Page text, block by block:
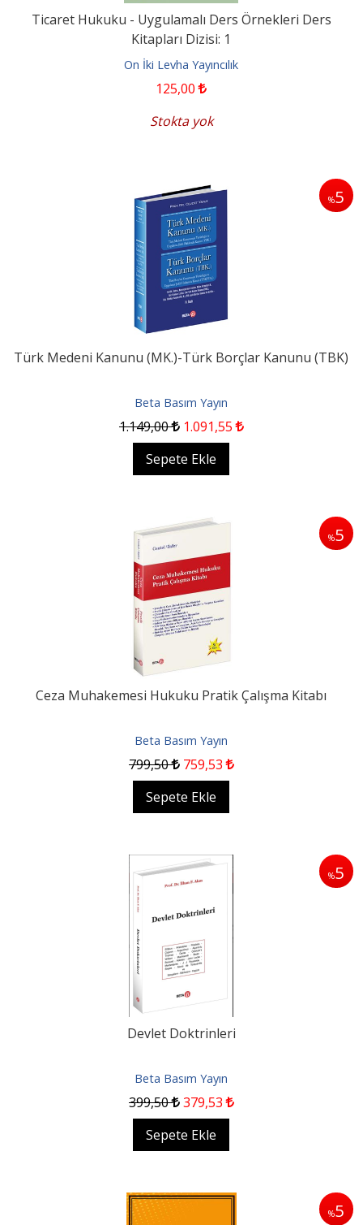
Ticaret Hukuku - Uygulamalı Ders Örnekleri Ders
Kitapları Dizisi: 1
On İki Levha Yayıncılık
125,00
Stokta yok
%5
Türk Medeni Kanunu (MK.)-Türk Borçlar Kanunu (TBK)
Beta Basım Yayın
1.149,00 1.091,55
Sepete Ekle
%5
Ceza Muhakemesi Hukuku Pratik Çalışma Kitabı
Beta Basım Yayın
799,50 759,53
Sepete Ekle
%5
Devlet Doktrinleri
Beta Basım Yayın
399,50 379,53
Sepete Ekle
%5